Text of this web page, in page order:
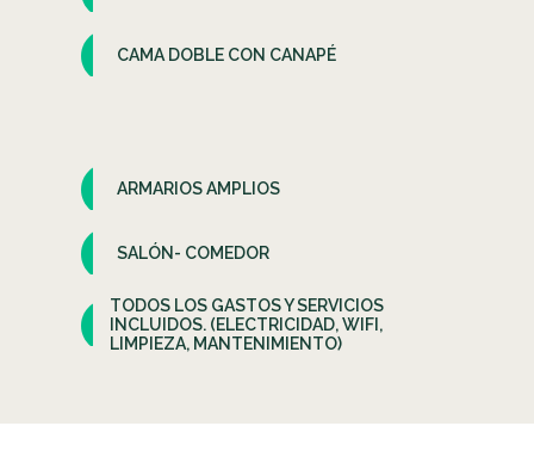
CAMA DOBLE CON CANAPÉ
ARMARIOS AMPLIOS
SALÓN- COMEDOR
TODOS LOS GASTOS Y SERVICIOS
INCLUIDOS. (ELECTRICIDAD, WIFI,
LIMPIEZA, MANTENIMIENTO)